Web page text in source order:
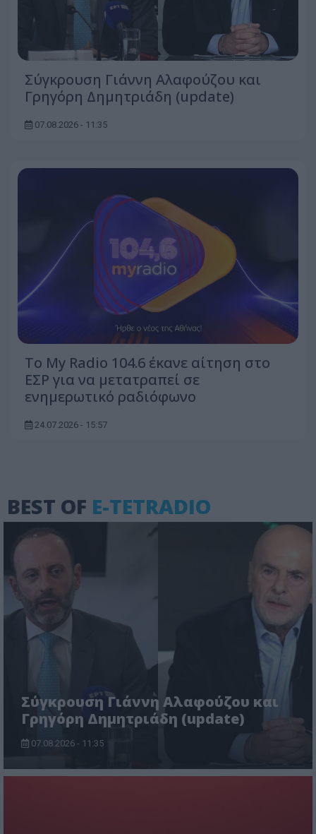
Σύγκρουση Γιάννη Αλαφούζου και
Γρηγόρη Δημητριάδη (update)
07.08.2026 - 11:35
Το My Radio 104.6 έκανε αίτηση στο
ΕΣΡ για να μετατραπεί σε
ενημερωτικό ραδιόφωνο
24.07.2026 - 15:57
BEST OF E-TETRADIO
Σύγκρουση Γιάννη Αλαφούζου και
Γρηγόρη Δημητριάδη (update)
07.08.2026 - 11:35